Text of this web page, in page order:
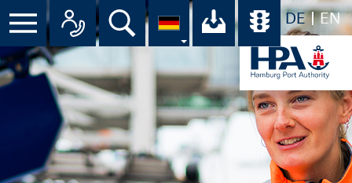
DE EN
Menü Alle Ansprechpartner im
Suche Ihr Download-